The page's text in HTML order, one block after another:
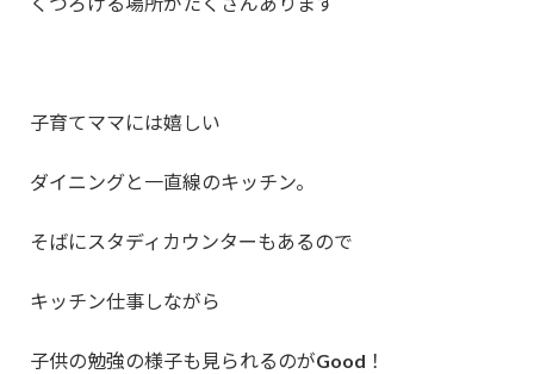
子育てママには嬉しい
ダイニングと一直線のキッチン。
そばにスタディカウンターもあるので
キッチン仕事しながら
子供の勉強の様子も見られるのがGood！